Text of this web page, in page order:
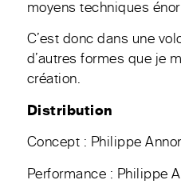
moyens techniques
C’est donc dans une
d’autres formes que je
création.
Distribution
Concept : Philippe
Performance : Philippe